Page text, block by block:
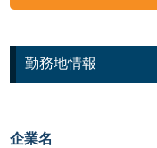
勤務地情報
企業名